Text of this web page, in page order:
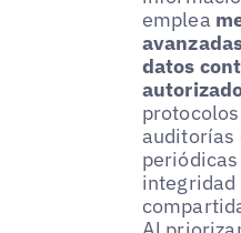
emplea
datos
auditorías
integridad